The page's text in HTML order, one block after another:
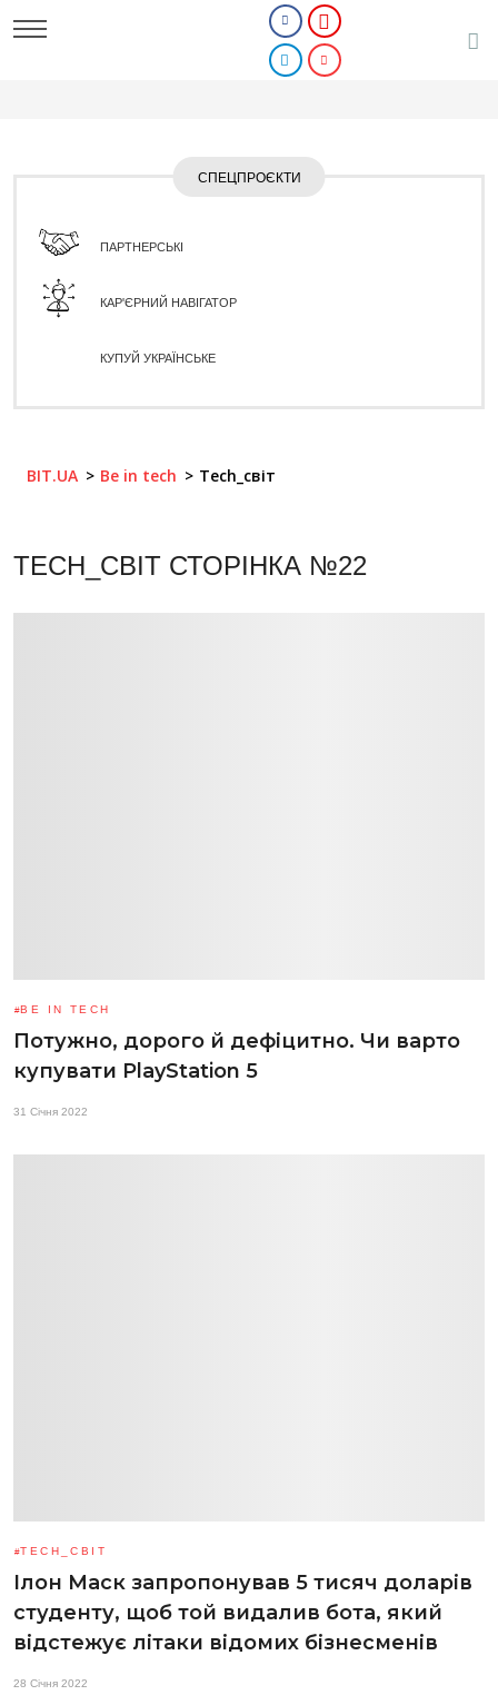
СПЕЦПРОЄКТИ
ПАРТНЕРСЬКІ
КАР'ЄРНИЙ НАВІГАТОР
КУПУЙ УКРАЇНСЬКЕ
BIT.UA Be in tech Tech_світ
TECH_СВІТ СТОРІНКА №22
BE IN TECH
Потужно, дорого й дефіцитно. Чи варто
купувати PlayStation 5
31 Січня 2022
TECH_СВІТ
Ілон Маск запропонував 5 тисяч доларів
студенту, щоб той видалив бота, який
відстежує літаки відомих бізнесменів
28 Січня 2022